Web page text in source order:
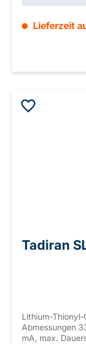
Lieferzeit
Tadiran
Lithium-
Abmessungen
mA, max.